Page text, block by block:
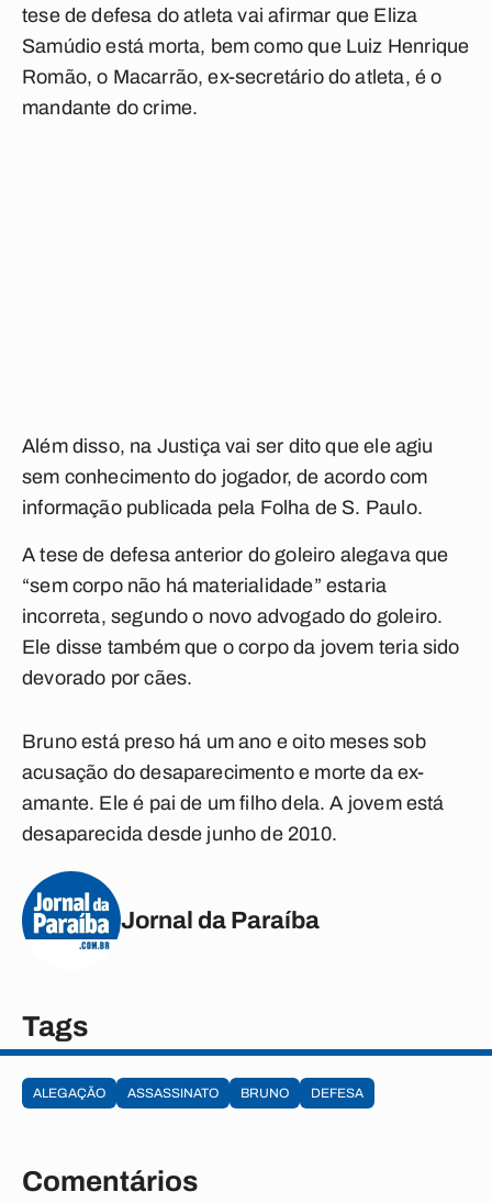
tese de defesa do atleta vai afirmar que Eliza
Samúdio está morta, bem como que Luiz Henrique
Romão, o Macarrão, ex-secretário do atleta, é o
mandante do crime.
Além disso, na Justiça vai ser dito que ele agiu
sem conhecimento do jogador, de acordo com
informação publicada pela Folha de S. Paulo.
A tese de defesa anterior do goleiro alegava que
“sem corpo não há materialidade” estaria
incorreta, segundo o novo advogado do goleiro.
Ele disse também que o corpo da jovem teria sido
devorado por cães.
Bruno está preso há um ano e oito meses sob
acusação do desaparecimento e morte da ex-
amante. Ele é pai de um filho dela. A jovem está
desaparecida desde junho de 2010.
Jornal da Paraíba
Tags
ALEGAÇÃO ASSASSINATO BRUNO DEFESA
Comentários